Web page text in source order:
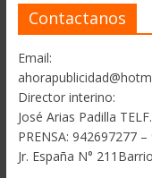
Contactanos
Email:
Director interino:
José Arias Padilla
PRENSA: 942697277
Jr. España N°